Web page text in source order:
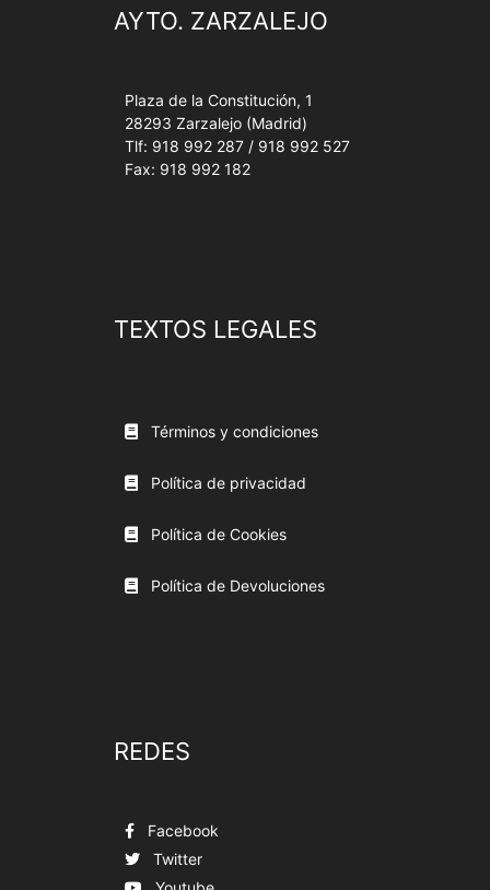
AYTO. ZARZALEJO
Plaza de la Constitución, 1
28293 Zarzalejo (Madrid)
Tlf: 918 992 287 / 918 992 527
Fax: 918 992 182
TEXTOS LEGALES
Términos y condiciones
Política de privacidad
Política de Cookies
Política de Devoluciones
REDES
Facebook
Twitter